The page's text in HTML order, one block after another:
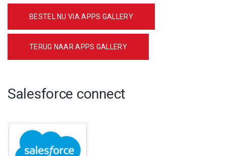
BESTEL NU VIA APPS GALLERY
TERUG NAAR APPS GALLERY
Salesforce connect